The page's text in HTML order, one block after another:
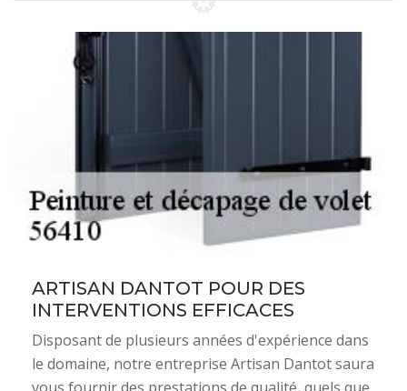
ARTISAN DANTOT POUR DES
INTERVENTIONS EFFICACES
Disposant de plusieurs années d'expérience dans
le domaine, notre entreprise Artisan Dantot saura